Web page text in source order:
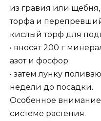
из гравия или
торфа и
кислый торф для
• вносят 200 г
азот и фосфор;
• затем лунку
недели до посадки.
Особенное
системе растения.